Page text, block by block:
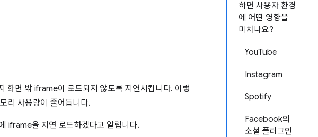
하면 사용자 환경
에 어떤 영향을
미치나요?
YouTube
Instagram
Spotify
Facebook의
소셜 플러그인
화면 밖 iframe이 로드되지 않도록 지연시킵니다. 이렇
리 사용량이 줄어듭니다.
iframe을 지연 로드하겠다고 알립니다.